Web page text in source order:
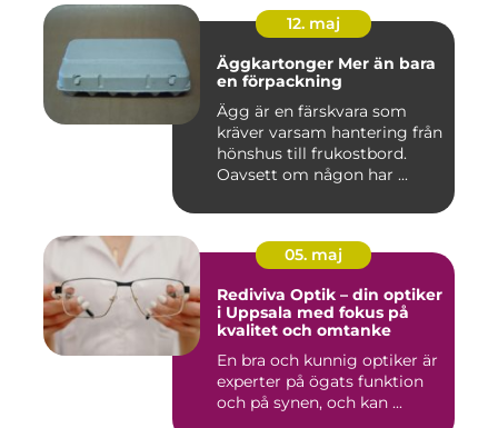
12. maj
Äggkartonger Mer än bara
en förpackning
Ägg är en färskvara som
kräver varsam hantering från
hönshus till frukostbord.
Oavsett om någon har ...
05. maj
Rediviva Optik – din optiker
i Uppsala med fokus på
kvalitet och omtanke
En bra och kunnig optiker är
experter på ögats funktion
och på synen, och kan ...